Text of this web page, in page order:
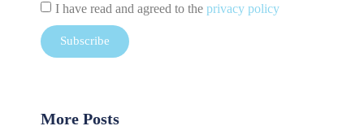
I have read and agreed to the privacy policy
Subscribe
More Posts